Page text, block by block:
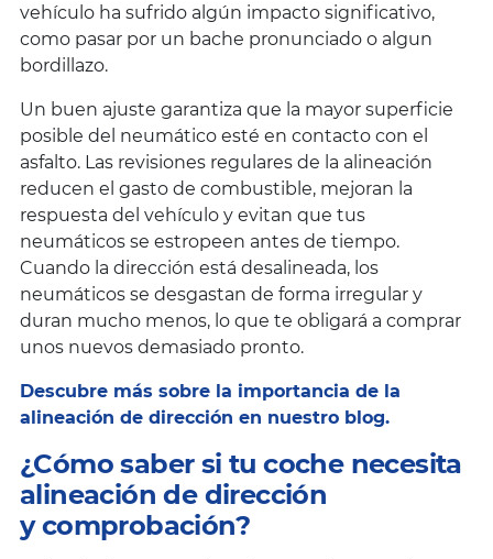
vehículo ha sufrido algún impacto significativo,
como pasar por un bache pronunciado o algun
bordillazo.
Un buen ajuste garantiza que la mayor superficie
posible del neumático esté en contacto con el
asfalto. Las revisiones regulares de la alineación
reducen el gasto de combustible, mejoran la
respuesta del vehículo y evitan que tus
neumáticos se estropeen antes de tiempo.
Cuando la dirección está desalineada, los
neumáticos se desgastan de forma irregular y
duran mucho menos, lo que te obligará a comprar
unos nuevos demasiado pronto.
Descubre más sobre la importancia de la
alineación de dirección en nuestro blog.
¿Cómo saber si tu coche necesita
alineación de dirección
y comprobación?